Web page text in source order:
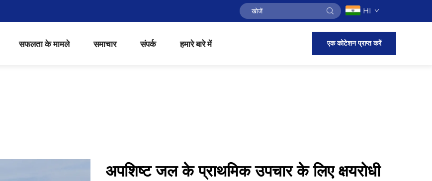
HI
सफलता के मामले समाचार संपर्क हमारे बारे में एक कोटेशन प्राप्त करें
अपशिष्ट जल के प्राथमिक उपचार के लिए क्षयरोधी